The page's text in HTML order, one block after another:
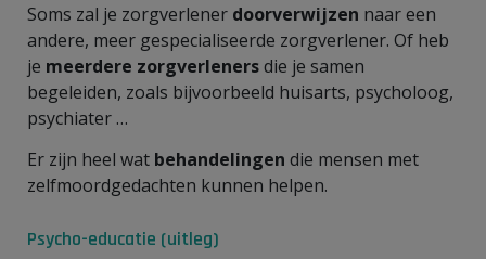
Soms zal je zorgverlener doorverwijzen naar een
andere, meer gespecialiseerde zorgverlener. Of heb
je meerdere zorgverlenersdie je samen
begeleiden, zoals bijvoorbeeld huisarts, psycholoog,
psychiater …
Er zijn heel wat behandelingen die mensen met
zelfmoordgedachten kunnen helpen.
Psycho-educatie (uitleg)